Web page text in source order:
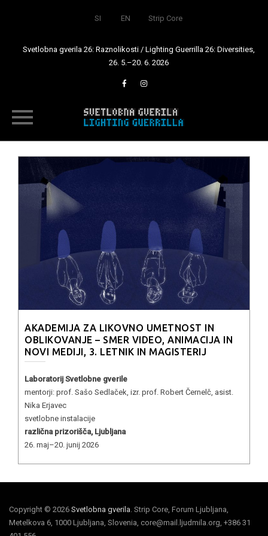
SI EN Strip Core
Svetlobna gverila 26: Raznolikosti / Lighting Guerrilla 26: Diversities,
26. 5.–20. 6. 2026
content
AKADEMIJA ZA LIKOVNO UMETNOST IN
OBLIKOVANJE – SMER VIDEO, ANIMACIJA IN
NOVI MEDIJI, 3. LETNIK IN MAGISTERIJ
Laboratorij Svetlobne gverile
mentorji: prof. Sašo Sedlaček, izr. prof. Robert Černelč, asist.
Nika Erjavec
svetlobne instalacije
različna prizorišča, Ljubljana
26. maj–20. junij 2026
Copyright © 2026 Svetlobna gverila. Strip Core, Forum Ljubljana,
Metelkova 6, 1000 Ljubljana, Slovenia, core@mail.ljudmila.org, +386 31